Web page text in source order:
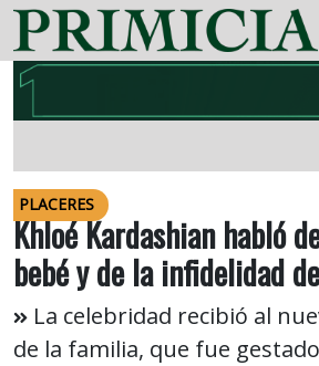
PLACERES
Khloé Kardashian habló
bebé y de la infidelidad
La celebridad recibió al
de la familia, que fue